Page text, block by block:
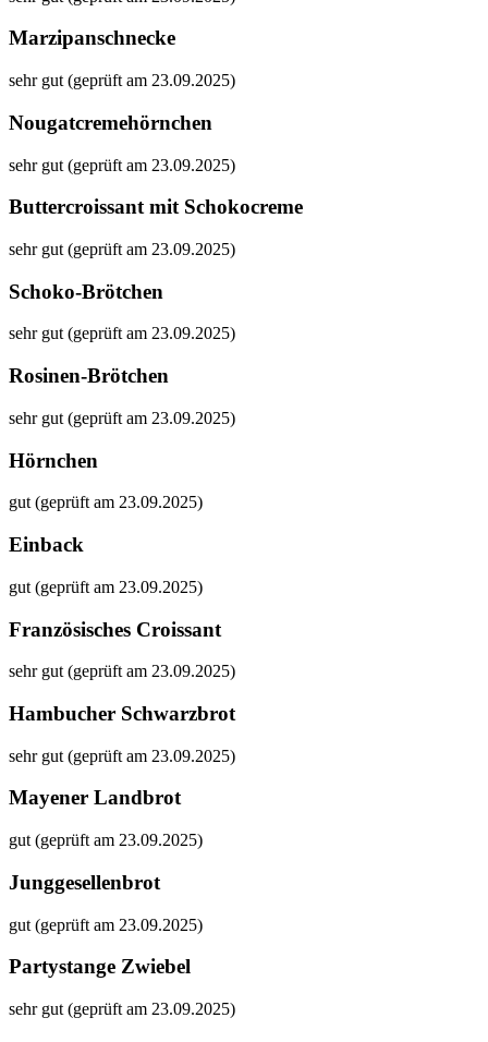
Marzipanschnecke
sehr gut (geprüft am 23.09.2025)
Nougatcremehörnchen
sehr gut (geprüft am 23.09.2025)
Buttercroissant mit Schokocreme
sehr gut (geprüft am 23.09.2025)
Schoko-Brötchen
sehr gut (geprüft am 23.09.2025)
Rosinen-Brötchen
sehr gut (geprüft am 23.09.2025)
Hörnchen
gut (geprüft am 23.09.2025)
Einback
gut (geprüft am 23.09.2025)
Französisches Croissant
sehr gut (geprüft am 23.09.2025)
Hambucher Schwarzbrot
sehr gut (geprüft am 23.09.2025)
Mayener Landbrot
gut (geprüft am 23.09.2025)
Junggesellenbrot
gut (geprüft am 23.09.2025)
Partystange Zwiebel
sehr gut (geprüft am 23.09.2025)